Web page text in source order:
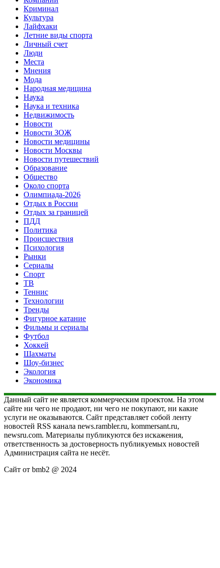
Криминал
Культура
Лайфхаки
Летние виды спорта
Личный счет
Люди
Места
Мнения
Мода
Народная медицина
Наука
Наука и техника
Недвижимость
Новости
Новости ЗОЖ
Новости медицины
Новости Москвы
Новости путешествий
Образование
Общество
Около спорта
Олимпиада-2026
Отдых в России
Отдых за границей
ПДД
Политика
Происшествия
Психология
Рынки
Сериалы
Спорт
ТВ
Теннис
Технологии
Тренды
Фигурное катание
Фильмы и сериалы
Футбол
Хоккей
Шахматы
Шоу-бизнес
Экология
Экономика
Данный сайт не является коммерческим проектом. На этом
сайте ни чего не продают, ни чего не покупают, ни какие
услуги не оказываются. Сайт представляет собой ленту
новостей RSS канала news.rambler.ru, kommersant.ru,
newsru.com. Материалы публикуются без искажения,
ответственность за достоверность публикуемых новостей
Администрация сайта не несёт.
Сайт от bmb2 @ 2024